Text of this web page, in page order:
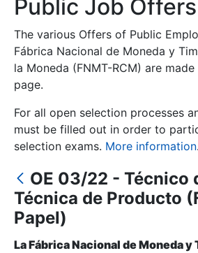
Show/Hide
Show/Hide
Public Job Offers
The various Offers of Public
Fábrica Nacional de Moneda y
la Moneda (FNMT-RCM) are
page.
For all open selection processes
must be filled out in order to
selection exams. More information.
OE 03/22 - Técnico
Técnica de Producto
Papel)
La Fábrica Nacional de Moneda y